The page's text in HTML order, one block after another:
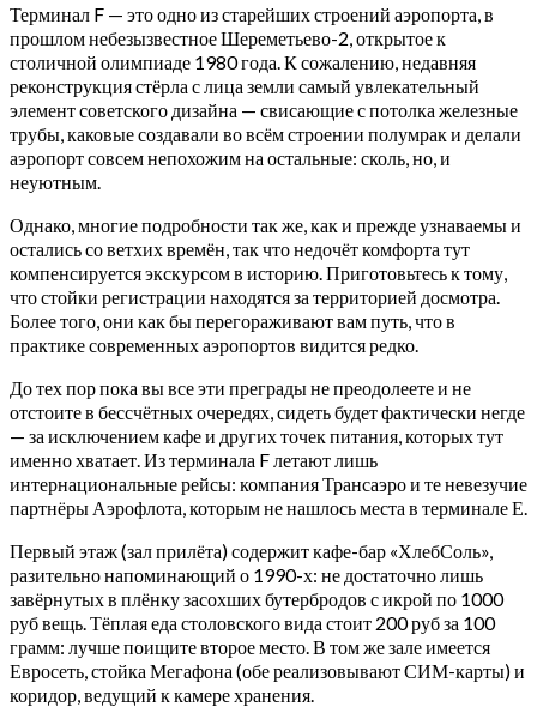
Терминал F — это одно из старейших строений аэропорта, в
прошлом небезызвестное Шереметьево-2, открытое к
столичной олимпиаде 1980 года. К сожалению, недавняя
реконструкция стёрла с лица земли самый увлекательный
элемент советского дизайна — свисающие с потолка железные
трубы, каковые создавали во всём строении полумрак и делали
аэропорт совсем непохожим на остальные: сколь, но, и
неуютным.
Однако, многие подробности так же, как и прежде узнаваемы и
остались со ветхих времён, так что недочёт комфорта тут
компенсируется экскурсом в историю. Приготовьтесь к тому,
что стойки регистрации находятся за территорией досмотра.
Более того, они как бы перегораживают вам путь, что в
практике современных аэропортов видится редко.
До тех пор пока вы все эти преграды не преодолеете и не
отстоите в бессчётных очередях, сидеть будет фактически негде
— за исключением кафе и других точек питания, которых тут
именно хватает. Из терминала F летают лишь
интернациональные рейсы: компания Трансаэро и те невезучие
партнёры Аэрофлота, которым не нашлось места в терминале Е.
Первый этаж (зал прилёта) содержит кафе-бар «ХлебСоль»,
разительно напоминающий о 1990-х: не достаточно лишь
завёрнутых в плёнку засохших бутербродов с икрой по 1000
руб вещь. Тёплая еда столовского вида стоит 200 руб за 100
грамм: лучше поищите второе место. В том же зале имеется
Евросеть, стойка Мегафона (обе реализовывают СИМ-карты) и
коридор, ведущий к камере хранения.